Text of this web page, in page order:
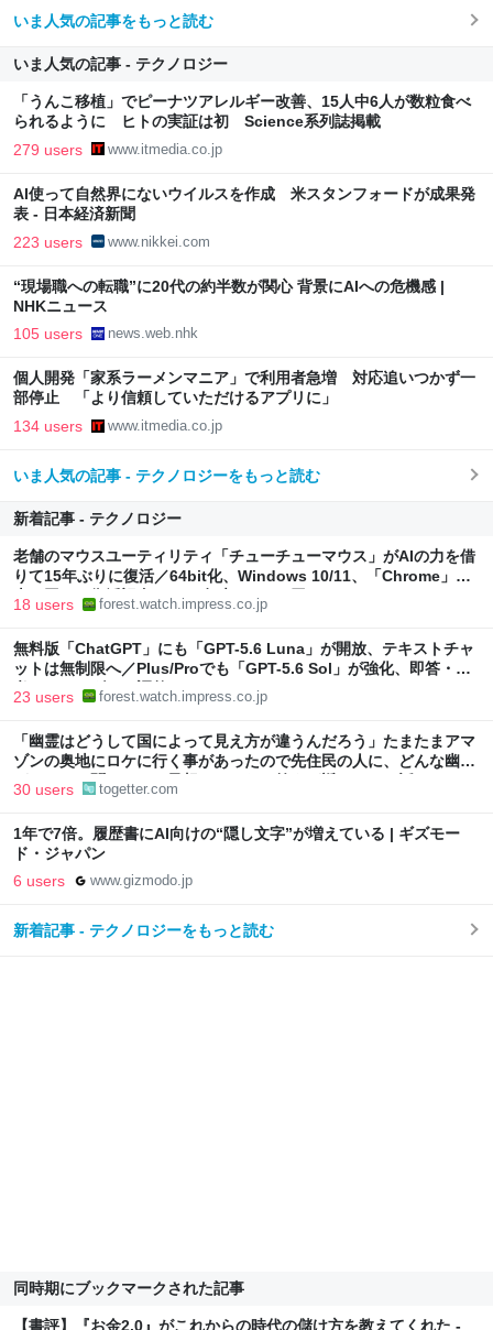
いま人気の記事をもっと読む
いま人気の記事 - テクノロジー
「うんこ移植」でピーナツアレルギー改善、15人中6人が数粒食べ
られるように ヒトの実証は初 Science系列誌掲載
279 users www.itmedia.co.jp
AI使って自然界にないウイルスを作成 米スタンフォードが成果発
表 - 日本経済新聞
223 users www.nikkei.com
“現場職への転職”に20代の約半数が関心 背景にAIへの危機感 |
NHKニュース
105 users news.web.nhk
個人開発「家系ラーメンマニア」で利用者急増 対応追いつかず一
部停止 「より信頼していただけるアプリに」
134 users www.itmedia.co.jp
いま人気の記事 - テクノロジーをもっと読む
新着記事 - テクノロジー
老舗のマウスユーティリティ「チューチューマウス」がAIの力を借
りて15年ぶりに復活／64bit化、Windows 10/11、「Chrome」も
走り回る。復活記念で2026年末まで500円
18 users forest.watch.impress.co.jp
無料版「ChatGPT」にも「GPT-5.6 Luna」が開放、テキストチャ
ットは無制限へ／Plus/Proでも「GPT-5.6 Sol」が強化、即答・熟
考をスライダーで調整
23 users forest.watch.impress.co.jp
「幽霊はどうして国によって見え方が違うんだろう」たまたまアマ
ゾンの奥地にロケに行く事があったので先住民の人に、どんな幽霊
がいるのか聞いたら、予想だにしない答えが返ってきた話
30 users togetter.com
1年で7倍。履歴書にAI向けの“隠し文字”が増えている | ギズモー
ド・ジャパン
6 users www.gizmodo.jp
新着記事 - テクノロジーをもっと読む
同時期にブックマークされた記事
【書評】『お金2.0』がこれからの時代の儲け方を教えてくれた -